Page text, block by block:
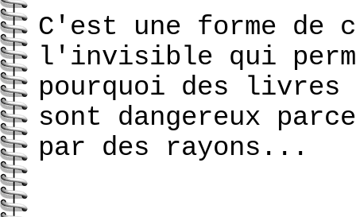
C'est une forme de
l'invisible qui
pourquoi des livres
sont dangereux
par des rayons...